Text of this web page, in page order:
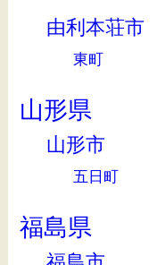
由利本荘市
東町
山形県
山形市
五日町
福島県